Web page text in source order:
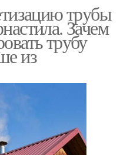
трубы
Зачем
трубу
из